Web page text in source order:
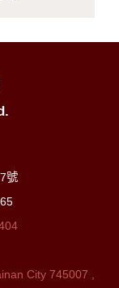
號
City 745007 ,